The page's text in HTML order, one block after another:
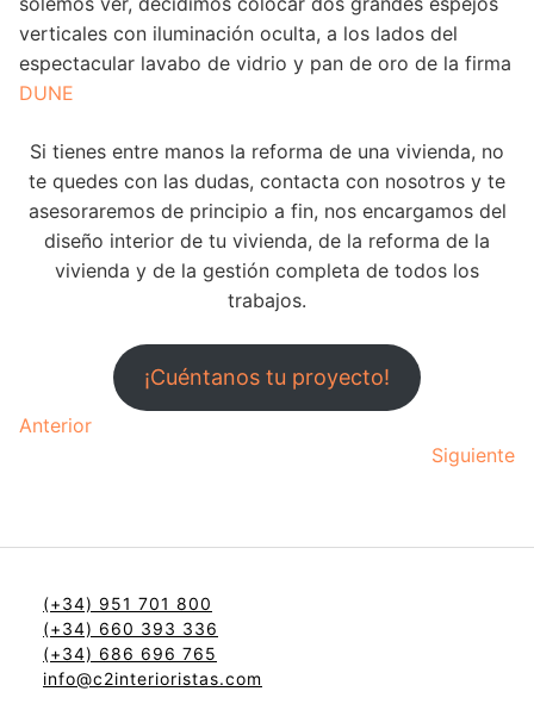
verticales con iluminación oculta, a los lados del
espectacular lavabo de vidrio y pan de oro de la firma
DUNE
Si tienes entre manos la reforma de una vivienda, no
te quedes con las dudas, contacta con nosotros y te
asesoraremos de principio a fin, nos encargamos del
diseño interior de tu vivienda, de la reforma de la
vivienda y de la gestión completa de todos los
trabajos.
¡Cuéntanos tu proyecto!
Anterior
Siguiente
(+34) 951 701 800
(+34) 660 393 336
(+34) 686 696 765
info@c2interioristas.com